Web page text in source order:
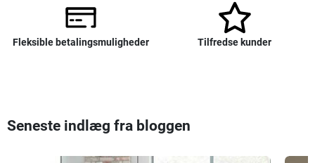
Fleksible betalingsmuligheder Tilfredse kunder
Seneste indlæg fra bloggen